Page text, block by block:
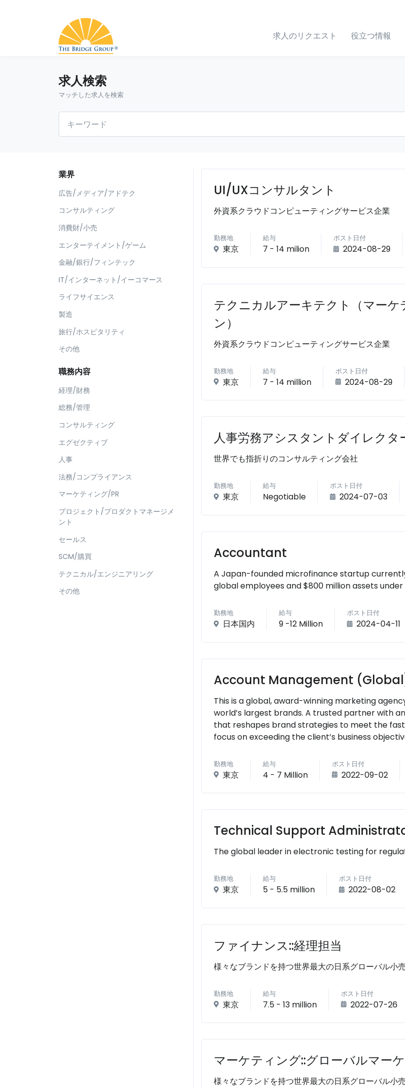
求人のリクエスト 役立つ情報
求人検索
マッチした求人を検索
業界
広告/メディア/アドテク
コンサルティング
消費財/小売
エンターテイメント/ゲーム
金融/銀行/フィンテック
IT/インターネット/イーコマース
ライフサイエンス
製造
旅行/ホスピタリティ
その他
職務内容
経理/財務
総務/管理
コンサルティング
エグゼクティブ
人事
法務/コンプライアンス
マーケティング/PR
プロジェクト/プロダクトマネージメ
ント
セールス
SCM/購買
テクニカル/エンジニアリング
その他
UI/UXコンサルタント
外資系クラウドコンピューティングサービス企業
勤務地
東京
給与
7 - 14 milion
ポスト日付
2024-08-29
テクニカルアーキテクト（マー
ン）
外資系クラウドコンピューティングサービス企業
勤務地
東京
給与
7 - 14 million
ポスト日付
2024-08-29
人事労務アシスタントダイレクタ
世界でも指折りのコンサルティング会社
勤務地
東京
給与
Negotiable
ポスト日付
2024-07-03
Accountant
A Japan-founded microfinance startup
global employees and $800 million assets
勤務地
日本国内
給与
9 -12 Million
ポスト日付
2024-04-11
Account Management
This is a global, award-winning marketing
world’s largest brands. A trusted partner with
that reshapes brand strategies to meet the
focus on exceeding the client’s business
勤務地
東京
給与
4 - 7 Million
ポスト日付
2022-09-02
Technical Support
The global leader in electronic testing for
勤務地
東京
給与
5 - 5.5 million
ポスト日付
2022-08-02
ファイナンス::経理担当
様々なブランドを持つ世界最大の日系グローバル小売
勤務地
東京
給与
7.5 - 13 million
ポスト日付
2022-07-26
マーケティング::グローバルマー
様々なブランドを持つ世界最大の日系グローバル小売